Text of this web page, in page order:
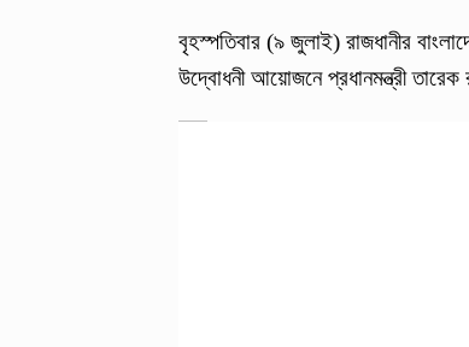
বৃহস্পতিবার (৯ জুলাই) রাজধানীর
উদ্বোধনী আয়োজনে প্রধানমন্ত্রী